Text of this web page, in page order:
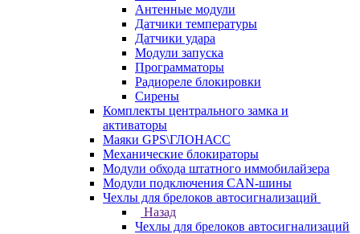
Антенные модули
Датчики температуры
Датчики удара
Модули запуска
Программаторы
Радиореле блокировки
Сирены
Комплекты центрального замка и
активаторы
Маяки GPS\ГЛОНАСС
Механические блокираторы
Модули обхода штатного иммобилайзера
Модули подключения CAN-шины
Чехлы для брелоков автосигнализаций
Назад
Чехлы для брелоков автосигнализаций